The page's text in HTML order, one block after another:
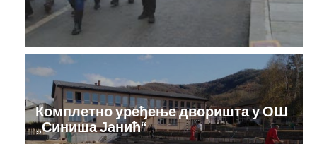
Комплетно уређење дворишта у ОШ
„Синиша Јанић“